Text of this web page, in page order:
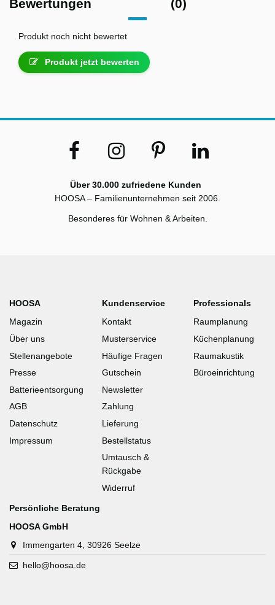
Bewertungen (0)
Produkt noch nicht bewertet
Produkt jetzt bewerten
Über 30.000 zufriedene Kunden
HOOSA – Familienunternehmen seit 2006.
Besonderes für Wohnen & Arbeiten.
HOOSA
Magazin
Über uns
Stellenangebote
Presse
Batterieentsorgung
AGB
Datenschutz
Impressum
Kundenservice
Kontakt
Musterservice
Häufige Fragen
Gutschein
Newsletter
Zahlung
Lieferung
Bestellstatus
Umtausch &
Rückgabe
Widerruf
Professionals
Raumplanung
Küchenplanung
Raumakustik
Büroeinrichtung
Persönliche Beratung
HOOSA GmbH
Immengarten 4, 30926 Seelze
hello@hoosa.de